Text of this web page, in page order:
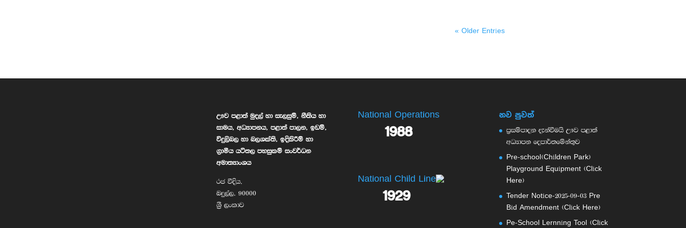
« Older Entries
ඌව පළාත් මුදල් හා සැලසුම්, නීතිය හා
සාමය, අධ්‍යාපනය, පළාත් පාලන, ඉඩම්,
විදුලිබල හා බලශක්ති, ඉදිකිරීම් හා
ග්‍රාමීය යටිතල පහසුකම් සංවර්ධන
අමාත්‍යාංශය
රජ වීදිය,
බදුල්ල, 90000
ශ්‍රී ලංකාව
National Operations
1988
National Child Line
1929
නව පුවත්
ප්‍රසම්පාදන දැන්වීමයි ඌව පළාත්
අධ්‍යාපන දෙපාර්තමේන්තුව
Pre-school(Children Park)
Playground Equipment (Click
Here)
Tender Notice-2025-09-03 Pre
Bid Amendment (Click Here)
Pe-School Lernning Tool (Click